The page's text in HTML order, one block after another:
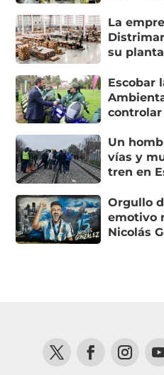
La
su
Escobar
Un
vías y
tren en
Orgullo
emotivo
Nicolás